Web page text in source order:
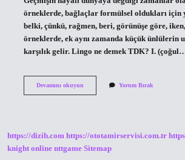
örneklerde, bağlaçlar formülsel oldukları için
belki, çünkü, rağmen, beri, görünüşe göre,
örneklerde, ek aynı zamanda küçük ünlülerin
karşılık gelir. Lingo ne demek TDK? I.
Devamını okuyunDoğaüstü
Yorum Bırak
https://dizih.com https://ototamirservisi.com.tr
knight online nttgame Sitemap